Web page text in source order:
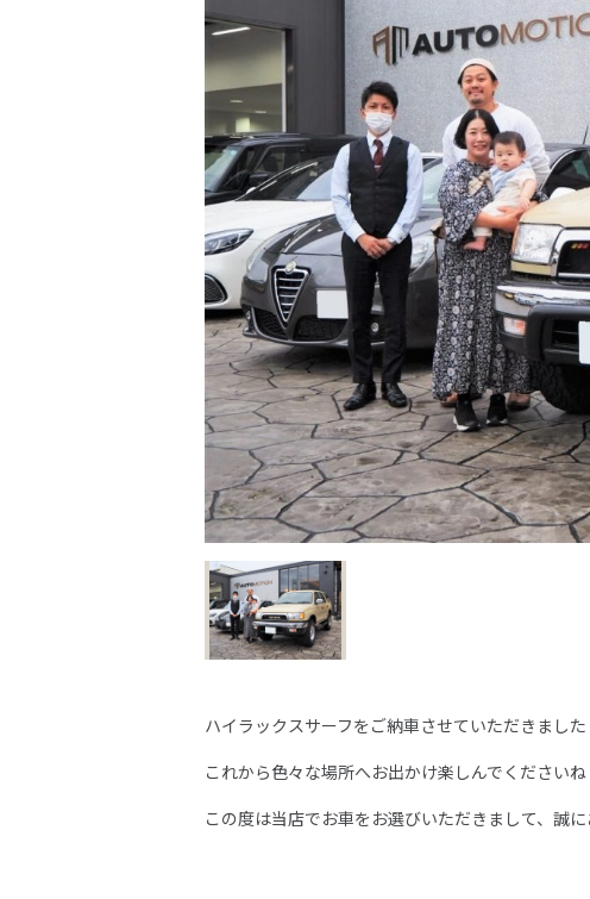
ハイラックスサーフをご納車させていただきました
これから色々な場所へお出かけ楽しんでくださいね
この度は当店でお車をお選びいただきまして、誠